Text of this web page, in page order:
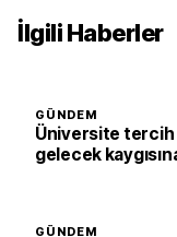
İlgili Haberler
GÜNDEM
Üniversite tercih
gelecek
GÜNDEM